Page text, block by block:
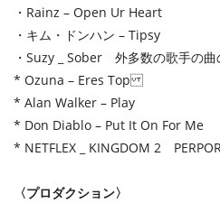
・Rainz – Open Ur Heart
・キム・ドンハン – Tipsy
・Suzy _ Sober 外多数の歌手の曲
* Ozuna – Eres Top
* Alan Walker – Play
* Don Diablo – Put It On For Me
* NETFLEX _ KINGDOM 2
〈プロダクション〉